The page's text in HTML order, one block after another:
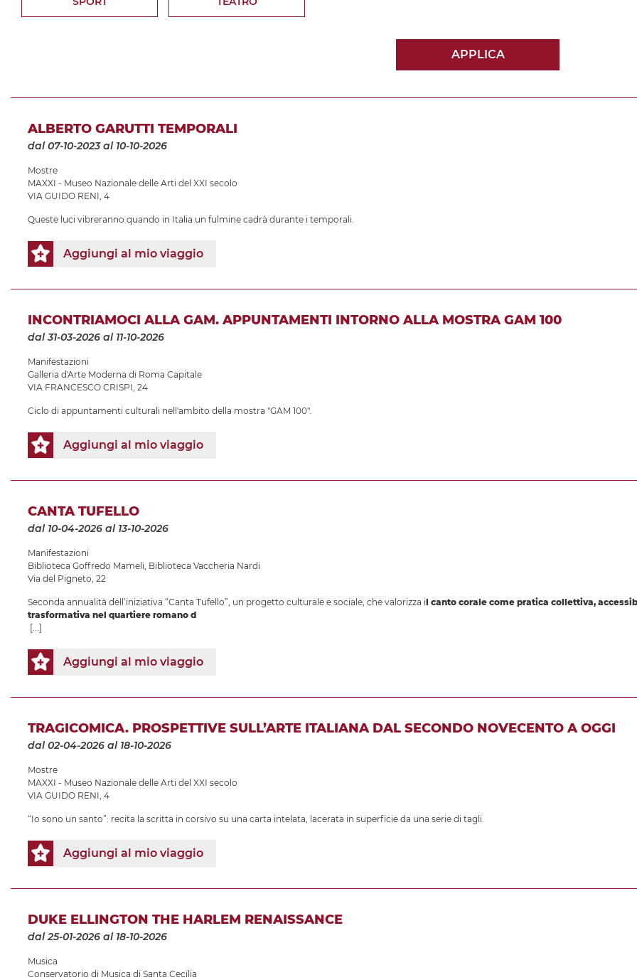
APPLICA
ALBERTO GARUTTI TEMPORALI
dal 07-10-2023al 10-10-2026
Mostre
MAXXI - Museo Nazionale delle Arti del XXI secolo
VIA GUIDO RENI, 4
Queste luci vibreranno quando in Italia un fulmine cadrà durante i temporali.
Aggiungi al mio viaggio
INCONTRIAMOCI ALLA GAM. APPUNTAMENTI INTORNO ALLA MOSTRA GAM 100
dal 31-03-2026 al 11-10-2026
Manifestazioni
Galleria d'Arte Moderna di Roma Capitale
VIA FRANCESCO CRISPI, 24
Ciclo di appuntamenti culturali nell'ambito della mostra "GAM 100".
Aggiungi al mio viaggio
CANTA TUFELLO
dal 10-04-2026 al 13-10-2026
Manifestazioni
Biblioteca Goffredo Mameli Biblioteca Vaccheria Nardi
Via del Pigneto, 22
Seconda annualità dell’iniziativa “Canta Tufello”, un progetto culturale e sociale, che valorizza il canto corale come pratica collettiva,
trasformativa nel quartiere romano d
[...]
Aggiungi al mio viaggio
TRAGICOMICA. PROSPETTIVE SULL’ARTE ITALIANA DAL SECONDO NOVECENTO A OGGI
dal 02-04-2026 al 18-10-2026
Mostre
MAXXI - Museo Nazionale delle Arti del XXI secolo
VIA GUIDO RENI, 4
“Io sono un santo”: recita la scritta in corsivo su una carta intelata, lacerata in superficie da una serie di tagli.
Aggiungi al mio viaggio
DUKE ELLINGTON THE HARLEM RENAISSANCE
dal 25-01-2026 al 18-10-2026
Musica
Conservatorio di Musica di Santa Cecilia